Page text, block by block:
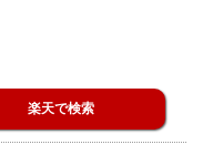
楽天で検索